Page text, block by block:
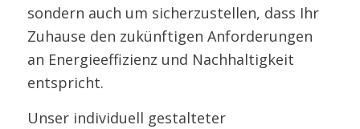
sondern auch um sicherzustellen, dass Ihr
Zuhause den zukünftigen Anforderungen
an Energieeffizienz und Nachhaltigkeit
entspricht.
Unser individuell gestalteter